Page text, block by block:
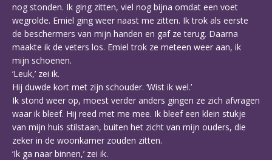
nog stonden. Ik ging zitten, viel nog bijna omdat een voet
wegrolde. Emiel ging weer naast me zitten. Ik trok als eerste
de beschermers van mijn handen en gaf ze terug. Daarna
maakte ik de veters los. Emiel trok ze meteen weer aan, ik
mijn schoenen.
‘Leuk,’ zei ik.
Hij duwde kort met zijn schouder. ‘Wist ik wel.’
Ik stond weer op, moest verder anders gingen ze zich afvragen
waar ik bleef. Hij reed met me mee. Ik bleef een klein stukje
van mijn huis stilstaan, buiten het zicht van mijn ouders, die
zeker in de woonkamer zouden zitten.
‘Ik ga naar binnen,’ zei ik.